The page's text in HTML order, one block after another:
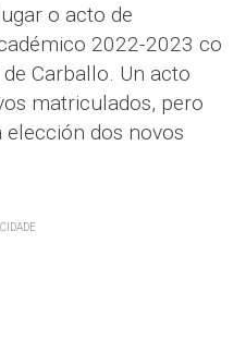
o acto de
2022-2023 co
Carballo. Un acto
matriculados, pero
elección dos novos